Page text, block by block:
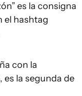
es la consigna
el hashtag
con la
es la segunda de